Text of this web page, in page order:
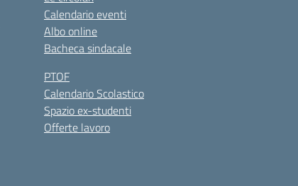
Calendario eventi
Albo online
Bacheca sindacale
PTOF
Calendario Scolastico
Spazio ex-studenti
Offerte lavoro